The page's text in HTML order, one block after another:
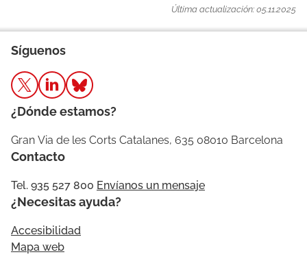
Última actualización: 05.11.2025
Síguenos
¿Dónde estamos?
Gran Via de les Corts Catalanes, 635 08010 Barcelona
Contacto
Tel. 935 527 800 Envíanos un mensaje
¿Necesitas ayuda?
Accesibilidad
Mapa web